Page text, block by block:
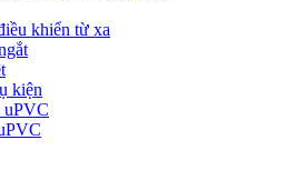
khiển từ xa
kiện
uPVC